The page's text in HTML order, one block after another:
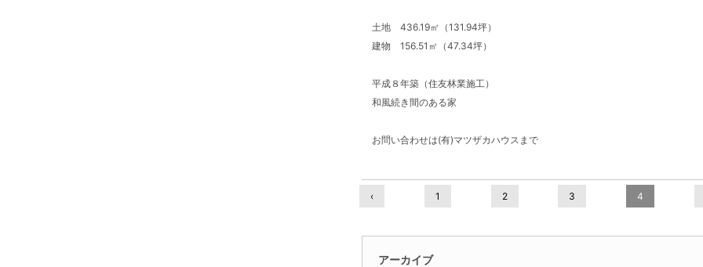
土地 436.19㎡（131.94坪）
建物 156.51㎡（47.34坪）
平成８年築（住友林業施工）
和風続き間のある家
お問い合わせは(有)マツザカハウスまで
‹ 1 2 3 4
アーカイブ